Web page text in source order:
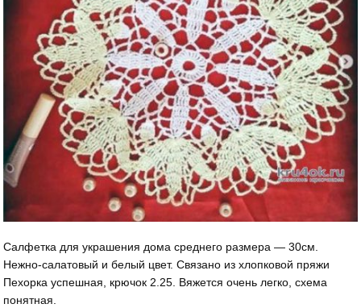
Салфетка для украшения дома среднего размера — 30см.
Нежно-салатовый и белый цвет. Связано из хлопковой пряжи
Пехорка успешная, крючок 2.25. Вяжется очень легко, схема
понятная.